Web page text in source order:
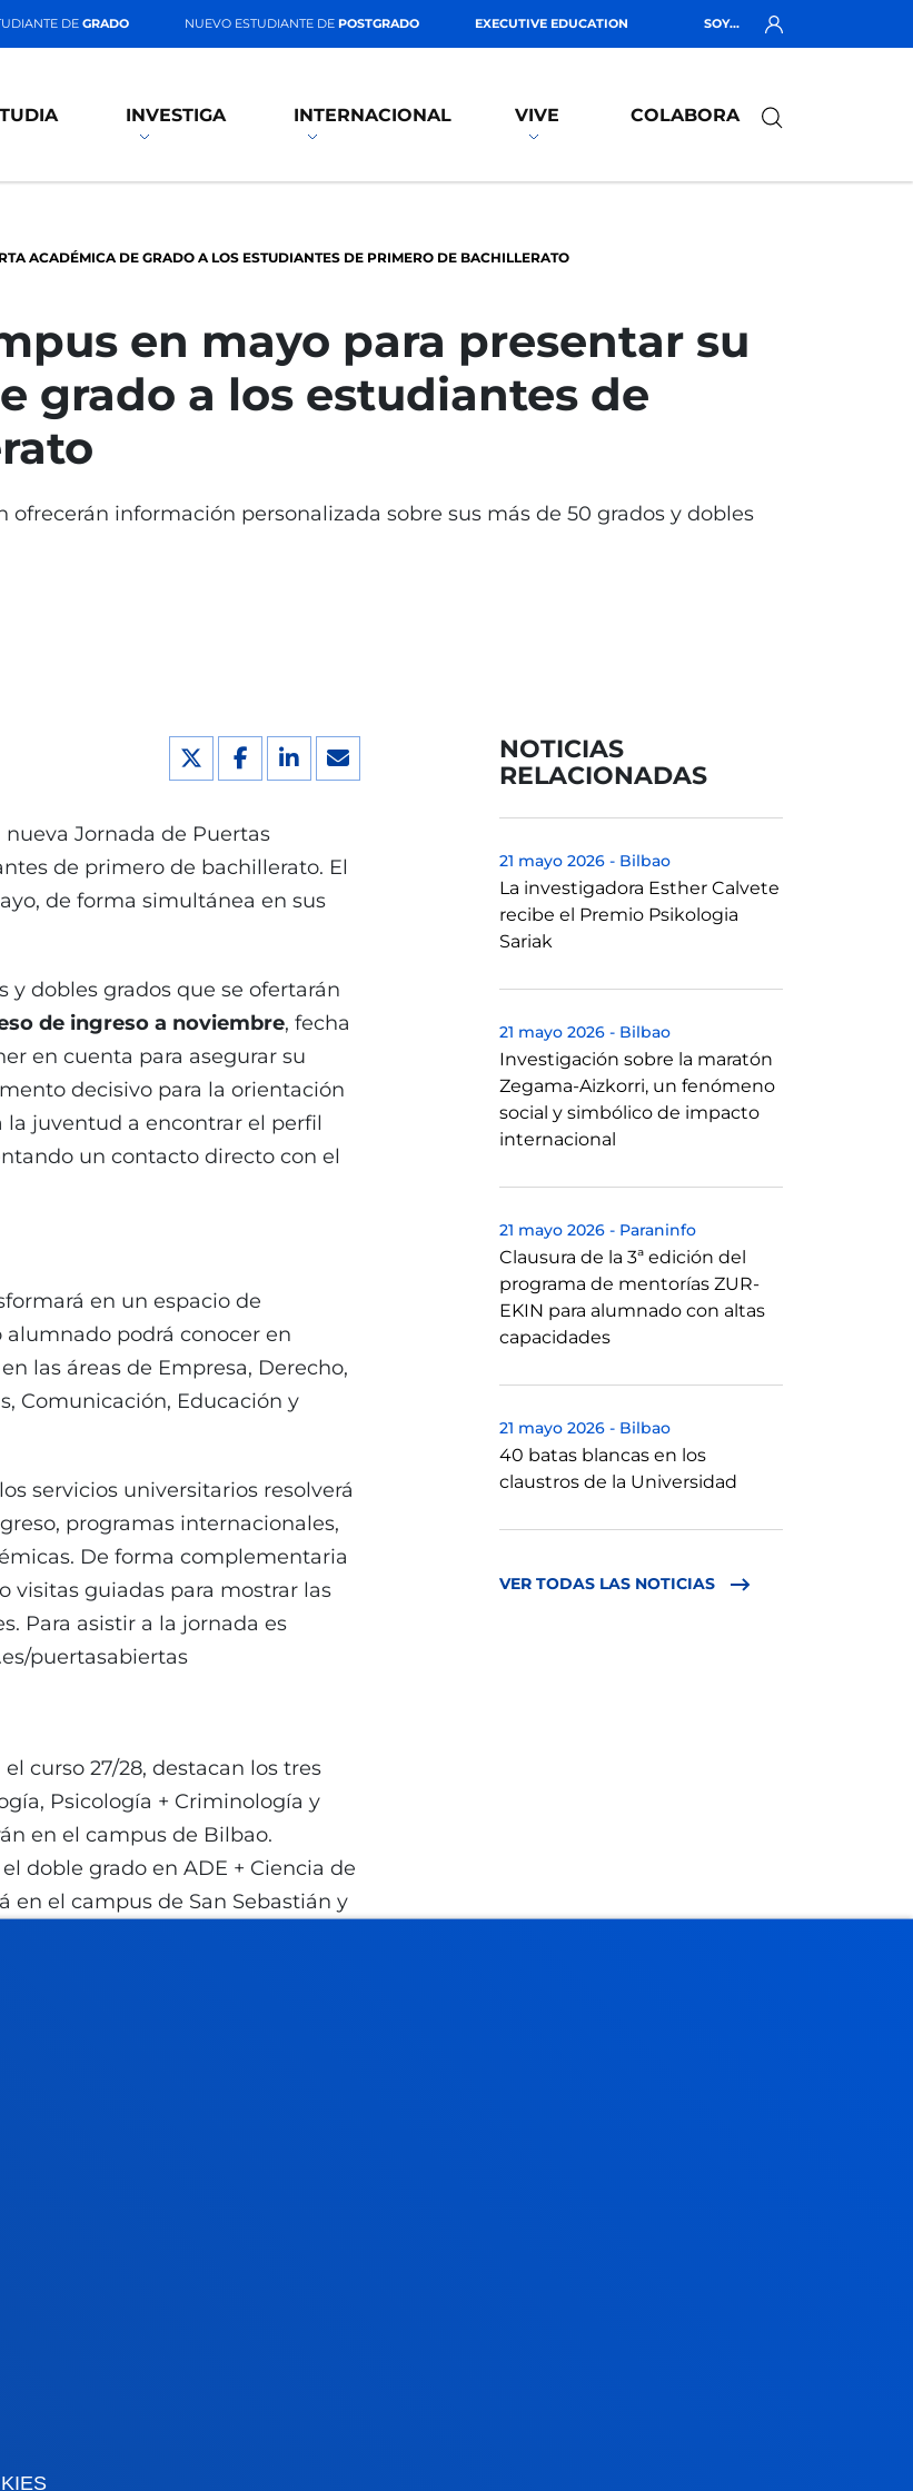
DEGRADO NUEVO ESTUDIANTE DE POSTGRADO EXECUTIVE EDUCATION SOY...
INVESTIGA INTERNACIONAL VIVE COLABORA
ACADÉMICA DE GRADO A LOS ESTUDIANTES DE PRIMERO DE BACHILLERATO
en mayo para presentar su
grado a los estudiantes de
ofrecerán información personalizada sobre sus más de 50 grados y dobles
Jornada de Puertas
de primero de bachillerato. El
de forma simultánea en sus
y dobles grados que se ofertarán
de ingreso a noviembre, fecha
en cuenta para asegurar su
decisivo para la orientación
juventud a encontrar el perfil
un contacto directo con el
en un espacio de
podrá conocer en
las áreas de Empresa, Derecho,
Comunicación, Educación y
servicios universitarios resolverá
programas internacionales,
De forma complementaria
visitas guiadas para mostrar las
Para asistir a la jornada es
puertasabiertas
curso 27/28, destacan los tres
Psicología + Criminología y
en el campus de Bilbao.
doble grado en ADE + Ciencia de
en el campus de San Sebastián y
NOTICIAS
RELACIONADAS
21 mayo 2026 - Bilbao
La investigadora Esther Calvete
recibe el Premio Psikologia
Sariak
21 mayo 2026 - Bilbao
Investigación sobre la maratón
Zegama-Aizkorri, un fenómeno
social y simbólico de impacto
internacional
21 mayo 2026 - Paraninfo
Clausura de la 3ª edición del
programa de mentorías ZUR-
EKIN para alumnado con altas
capacidades
21 mayo 2026 - Bilbao
40 batas blancas en los
claustros de la Universidad
VER TODAS LAS NOTICIAS